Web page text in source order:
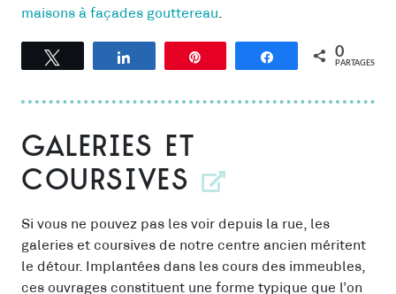
maisons à façades gouttereau
Partagez 0
PARTAGES
Galeries et
coursives
Si vous ne pouvez pas les voir depuis la rue, les
galeries et coursives de notre centre ancien méritent
le détour. Implantées dans les cours des immeubles,
ces ouvrages constituent une forme typique que l’on